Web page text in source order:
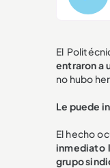
El
entraron a
no hubo
Le puede
El hecho
inmediato
grupo